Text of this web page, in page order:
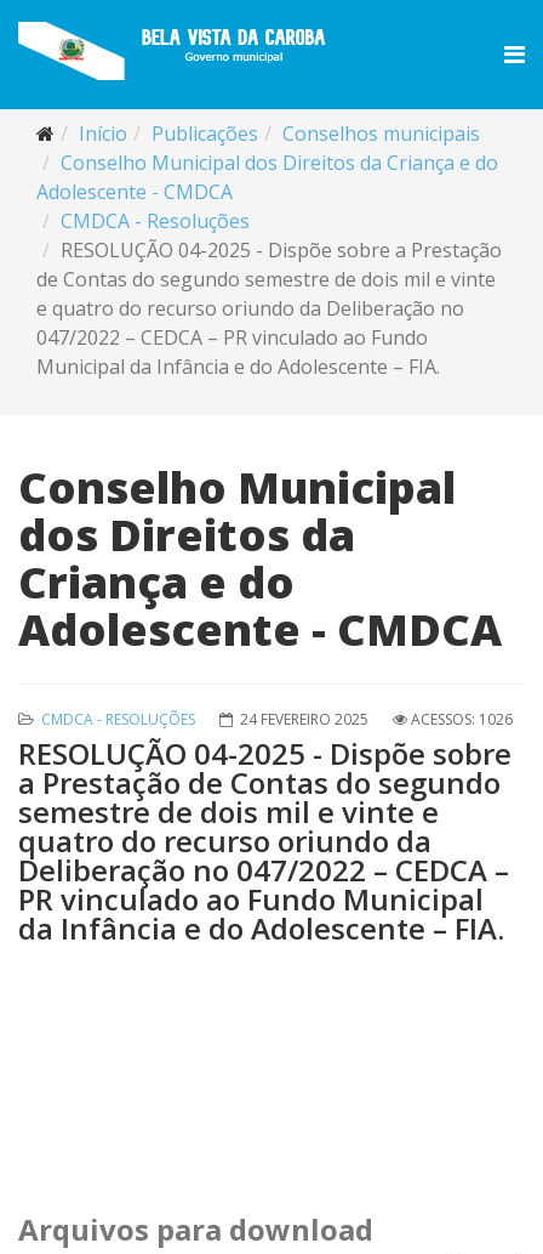
Início Publicações
Conselhos municipais
Conselho Municipal dos Direitos da Criança e do
Adolescente - CMDCA
CMDCA - Resoluções
RESOLUÇÃO 04-2025 - Dispõe sobre a Prestação
de Contas do segundo semestre de dois mil e vinte
e quatro do recurso oriundo da Deliberação no
047/2022 – CEDCA – PR vinculado ao Fundo
Municipal da Infância e do Adolescente – FIA.
Conselho Municipal
dos Direitos da
Criança e do
Adolescente - CMDCA
CMDCA - RESOLUÇÕES 24 FEVEREIRO 2025 ACESSOS: 1026
RESOLUÇÃO 04-2025 - Dispõe sobre
a Prestação de Contas do segundo
semestre de dois mil e vinte e
quatro do recurso oriundo da
Deliberação no 047/2022 – CEDCA –
PR vinculado ao Fundo Municipal
da Infância e do Adolescente – FIA.
Arquivos para download